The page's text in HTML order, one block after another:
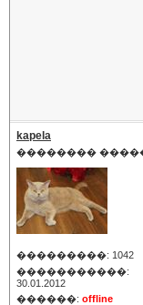
kapela
��������
���������: 1042
�����������:
30.01.2012
������: offline